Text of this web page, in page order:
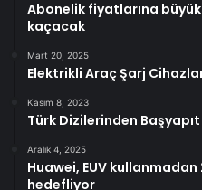
Abonelik fiyatlarına
kaçacak
Mart 20, 2025
Elektrikli Araç Şarj
Kasım 8, 2023
Türk Dizilerinden Başyapıt
Aralık 4, 2025
Huawei, EUV
hedefliyor